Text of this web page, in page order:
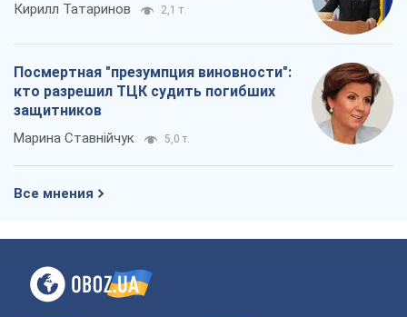
Кирилл Татаринов 2,1 т.
Посмертная "презумпция виновности":
кто разрешил ТЦК судить погибших
защитников
Марина Ставнійчук 5,0 т.
Все мнения